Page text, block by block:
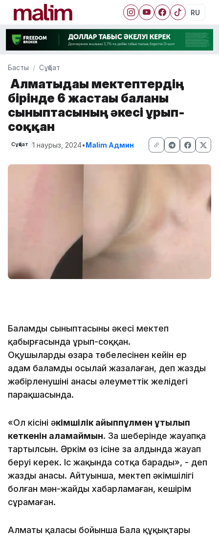
RU
Басты Сұқбат
Алматыдағы мектептердің
бірінде 6 жастағы баланы
сыныптасының әкесі ұрып-
соққан
Сұқбат 1 наурыз, 2024•Malim Админ
Баламды сыныптасының әкесі мектеп
қабырғасында ұрып-соққан.
Оқушылардың өзара төбелесінен кейін ер
адам баламды осылай жазалаған, деп жазды
жәбірленушінің анасы әлеуметтік желідегі
парақшасында.
«Ол кісінің әкімшілік айыппұлмен құтылып
кеткенін қаламаймын. Заң шеңберінде жауапқа
тартылсын. Әркім өз ісіне заң алдында жауап
беруі керек. Іс жақында сотқа барады», - деп
жазды анасы. Айтуынша, мектеп әкімшілігі
болған мән-жайды хабарламаған, кешірім
сұрамаған.
Алматы қаласы бойынша Бала құқықтары